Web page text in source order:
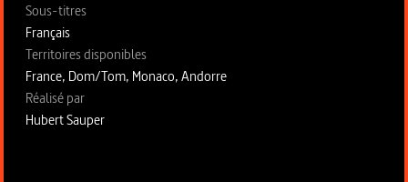
Sous-titres
Français
Territoires disponibles
France, Dom/Tom, Monaco, Andorre
Fiche technique section droite
Réalisé par
Hubert Sauper